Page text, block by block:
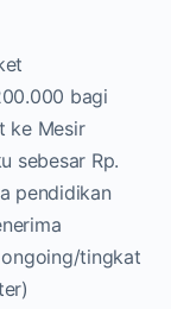
bagi
ke Mesir
sebesar Rp.
pendidikan
tingkat